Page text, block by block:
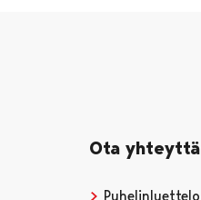
Ota yhteyttä
Puhelinluettelo